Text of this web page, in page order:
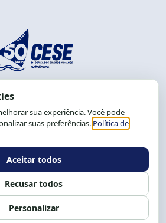
R. da Graça, 150. Graça
CEP: 40.150-055
Salvador-BA, Brasil.
Cel.: (71) 9 9239-2104 ou 2105
8h às 12h e 13 às 17h.
Fale conosco